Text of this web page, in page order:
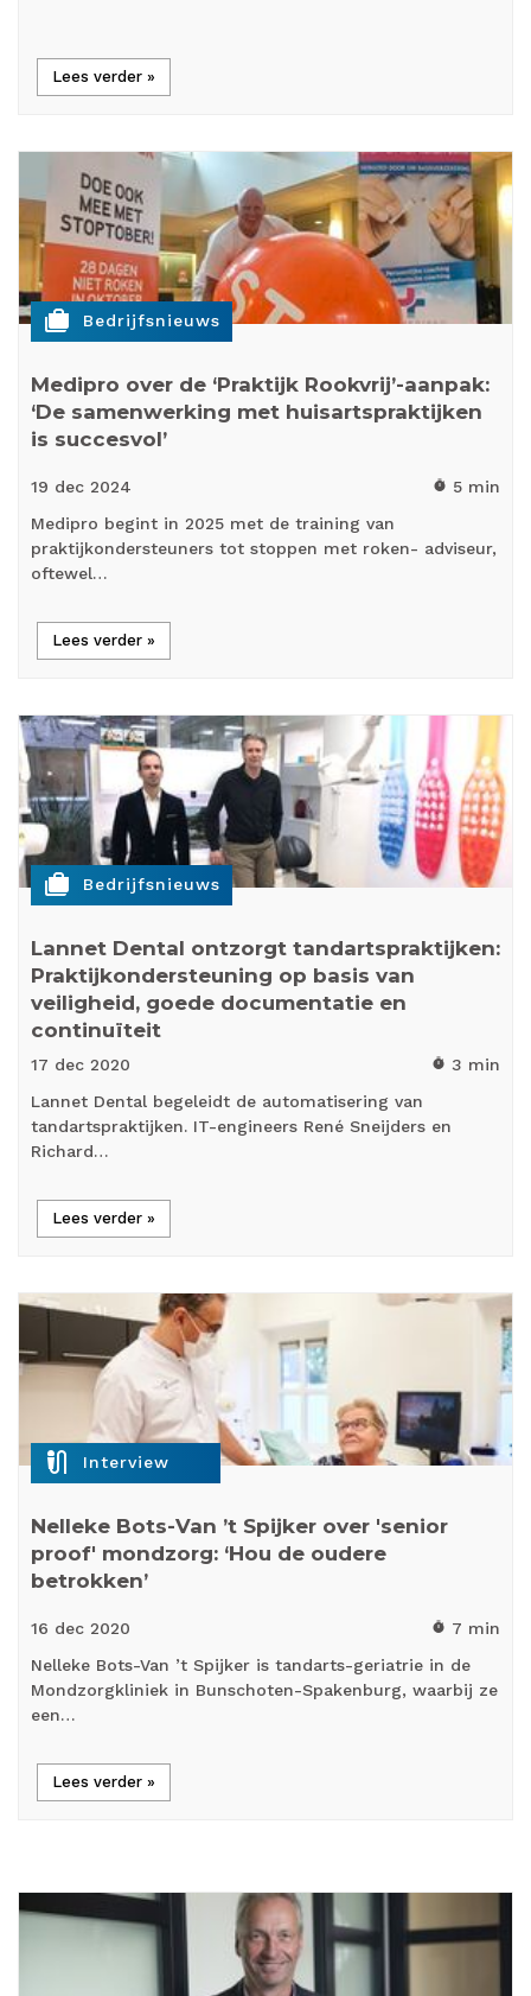
Lees verder »
cases Bedrijfsnieuws
Medipro over de ‘Praktijk Rookvrij’-aanpak:
‘De samenwerking met huisartspraktijken
is succesvol’
19 dec 2024 timer 5 min
Medipro begint in 2025 met de training van
praktijkondersteuners tot stoppen met roken- adviseur,
oftewel…
Lees verder »
cases Bedrijfsnieuws
Lannet Dental ontzorgt tandartspraktijken:
Praktijkondersteuning op basis van
veiligheid, goede documentatie en
continuïteit
17 dec 2020 timer 3 min
Lannet Dental begeleidt de automatisering van
tandartspraktijken. IT-engineers René Sneijders en
Richard…
Lees verder »
mic_external_on Interview
Nelleke Bots-Van ’t Spijker over 'senior
proof' mondzorg: ‘Hou de oudere
betrokken’
16 dec 2020 timer 7 min
Nelleke Bots-Van ’t Spijker is tandarts-geriatrie in de
Mondzorgkliniek in Bunschoten-Spakenburg, waarbij ze
een…
Lees verder »